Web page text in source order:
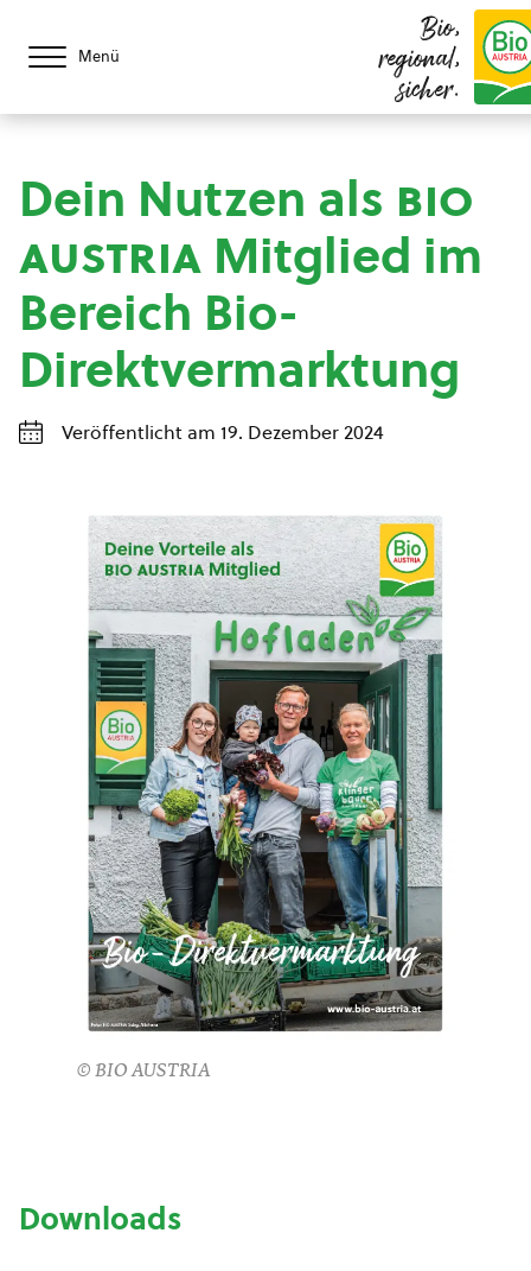
Menü
Bio,
regional,
sicher.
Dein Nutzen als bio
austria Mitglied im
Bereich Bio-
Direktvermarktung
Veröffentlicht am 19. Dezember 2024
© BIO AUSTRIA
Downloads